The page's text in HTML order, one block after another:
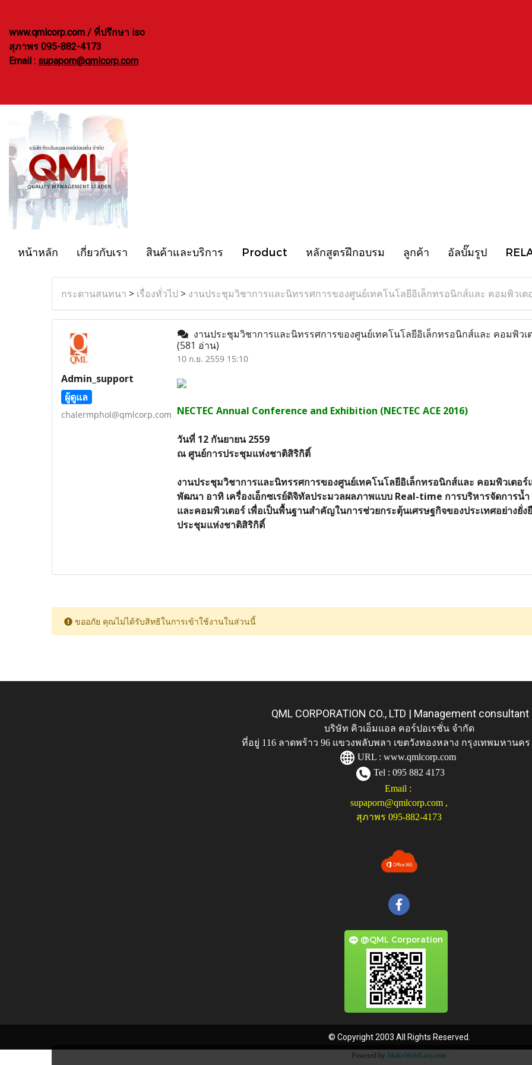
www.qmlcorp.com / ที่ปรึกษา iso
สุภาพร 095-882-4173
Email : supaporn@qmlcorp.com
หน้าหลัก เกี่ยวกับเรา สินค้าและบริการ Product หลักสูตรฝึกอบรม ลูกค้า อัลบั๊มรูป
กระดานสนทนา > เรื่องทั่วไป > งานประชุมวิชาการและนิทรรศการของศูนย์เทคโนโลยีอิเล็กทรอนิกส์และ คอมพิวเต
Admin_support
ผู้ดูแล
chalermphol@qmlcorp.com
งานประชุมวิชาการและนิทรรศการของศูนย์เทคโนโลยีอิเล็กทรอนิกส์และ คอมพิวเ
(581 อ่าน)
10 ก.ย. 2559 15:10
NECTEC Annual Conference and Exhibition (NECTEC ACE 2016)
วันที่ 12 กันยายน 2559
ณ ศูนย์การประชุมแห่งชาติสิริกิติ์
งานประชุมวิชาการและนิทรรศการของศูนย์เทคโนโลยีอิเล็กทรอนิกส์และ คอมพิวเตอ
พัฒนา อาทิ เครื่องเอ็กซเรย์ดิจิทัลประมวลผลภาพแบบ Real-time การบริหารจัดการน้
และคอมพิวเตอร์ เพื่อเป็นพื้นฐานสำคัญในการช่วยกระตุ้นเศรษฐกิจของประเทศอย่างยั่
ประชุมแห่งชาติสิริกิติ์
ขออภัย คุณไม่ได้รับสิทธิในการเข้าใช้งานในส่วนนี้
QML CORPORATION CO., LTD | Management consultant
บริษัท คิวเอ็มแอล คอร์ปอเรชั่น จำกัด
ที่อยู่ 116 ลาดพร้าว 96 แขวงพลับพลา เขตวังทองหลาง กรุงเทพมหานคร
URL : www.qmlcorp.com
Tel : 095 882 4173
Email :
supaporn@qmlcorp.com ,
สุภาพร 095-882-4173
@QML Corporation
© Copyright 2003 All Rights Reserved.
Powered by MakeWebEasy.com